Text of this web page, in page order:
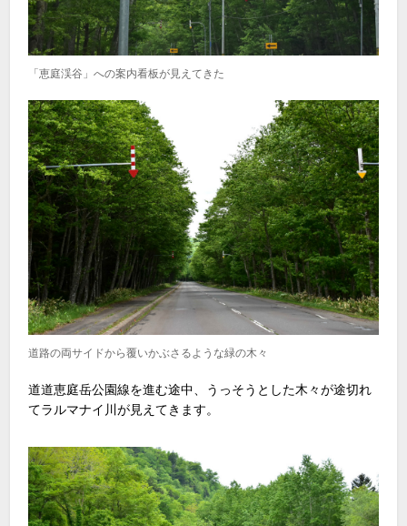
「恵庭渓谷」への案内看板が見えてきた
道路の両サイドから覆いかぶさるような緑の木々
道道恵庭岳公園線を進む途中、うっそうとした木々が途切れ
てラルマナイ川が見えてきます。